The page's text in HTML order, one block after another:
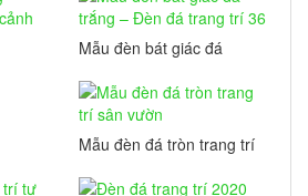
Mẫu đèn bát giác đá
36
Mẫu đèn đá tròn trang trí